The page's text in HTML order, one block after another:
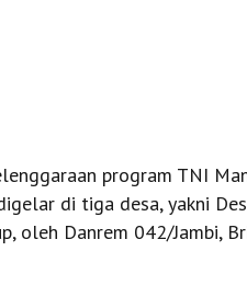
program TNI
di tiga desa, yakni
oleh Danrem 042/Jambi,